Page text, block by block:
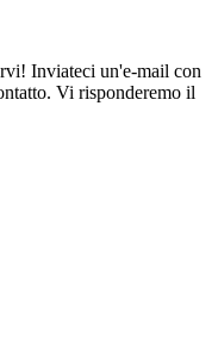
Inviateci un'e-mail con
Vi risponderemo il